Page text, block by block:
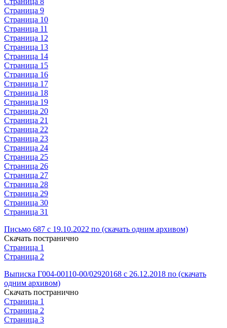
Страница 9
Страница 10
Страница 11
Страница 12
Страница 13
Страница 14
Страница 15
Страница 16
Страница 17
Страница 18
Страница 19
Страница 20
Страница 21
Страница 22
Страница 23
Страница 24
Страница 25
Страница 26
Страница 27
Страница 28
Страница 29
Страница 30
Страница 31
Письмо 687 с 19.10.2022 по (скачать одним архивом)
Скачать постранично
Страница 1
Страница 2
Выписка Г004-00110-00/02920168 с 26.12.2018 по (скачать
одним архивом)
Скачать постранично
Страница 1
Страница 2
Страница 3